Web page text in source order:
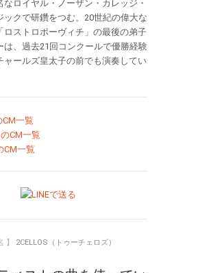
なロイヤル・ノーザン・カレッジ・
ックで研鑽をつむ。20世紀の偉大な
ロストロポーヴィチ」の最後の弟子
は、過去21回コンクールで優勝経験
ャールズ皇太子の前でも演奏してい
CM一覧
のCM一覧
CM一覧
】 2CELLOS（トゥーチェロズ）